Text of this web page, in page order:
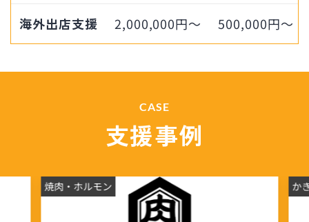
海外出店支援 2,000,000円～ 500,000円～
CASE
支援事例
かき居酒屋 バ